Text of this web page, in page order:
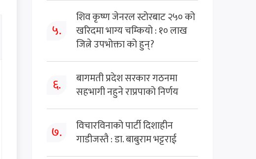
५.
शिव कृष्ण जेनरल स्टोरबाट २५० को
खरिदमा भाग्य चम्कियो : १० लाख
जित्ने उपभोक्ता को हुन्?
६.
बागमती प्रदेश सरकार गठनमा
सहभागी नहुने राप्रपाको निर्णय
७.
विचारविनाको पार्टी दिशाहीन
गाडीजस्तै : डा. बाबुराम भट्टराई